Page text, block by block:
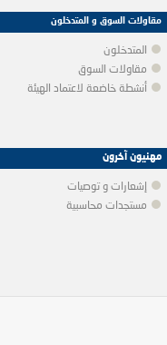
مقاولات السوق و المتدخلون
المتدخلون
مقاولات السوق
أنشطة خاضعة لاعتماد الهيئة
مهنيون آخرون
إشعارات و توصيات
مستجدات محاسبية